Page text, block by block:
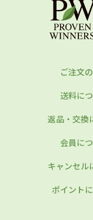
ご注文
送料に
返品・交換
会員に
キャンセル
ポイント